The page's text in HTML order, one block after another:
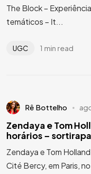
The Block –
temáticos – It...
UGC 1 min read
Rê Bottelho
Zendaya e Tom
horários –
Zendaya e Tom
Cité Bercy, em Paris,